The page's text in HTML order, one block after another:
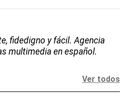
fidedigno y fácil. Agencia
multimedia en español.
Ver todos